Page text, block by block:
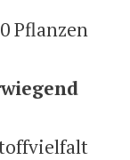
Pflanzen